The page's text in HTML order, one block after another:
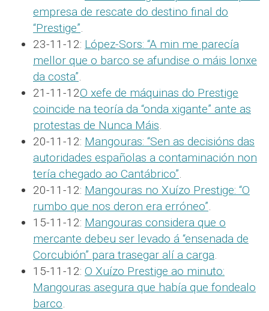
empresa de rescate do destino final do
“Prestige”.
23-11-12: López-Sors: “A min me parecía
mellor que o barco se afundise o máis lonxe
da costa”.
21-11-12O xefe de máquinas do Prestige
coincide na teoría da “onda xigante” ante as
protestas de Nunca Máis.
20-11-12: Mangouras: “Sen as decisións das
autoridades españolas a contaminación non
tería chegado ao Cantábrico”.
20-11-12: Mangouras no Xuízo Prestige: “O
rumbo que nos deron era erróneo”.
15-11-12: Mangouras considera que o
mercante debeu ser levado á “ensenada de
Corcubión” para trasegar alí a carga.
15-11-12: O Xuízo Prestige ao minuto:
Mangouras asegura que había que fondealo
barco.